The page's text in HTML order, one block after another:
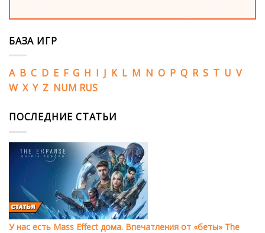
БАЗА ИГР
A B C D E F G H I J K L M N O P Q R S T U V
W X Y Z NUM RUS
ПОСЛЕДНИЕ СТАТЬИ
У нас есть Mass Effect дома. Впечатления от «беты» The